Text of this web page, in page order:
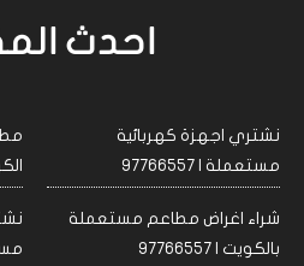
احدث
نشتري اجهزة كهربائية
مستعملة | 97766557
شراء اغراض مطاعم مستعملة
بالكويت | 97766557